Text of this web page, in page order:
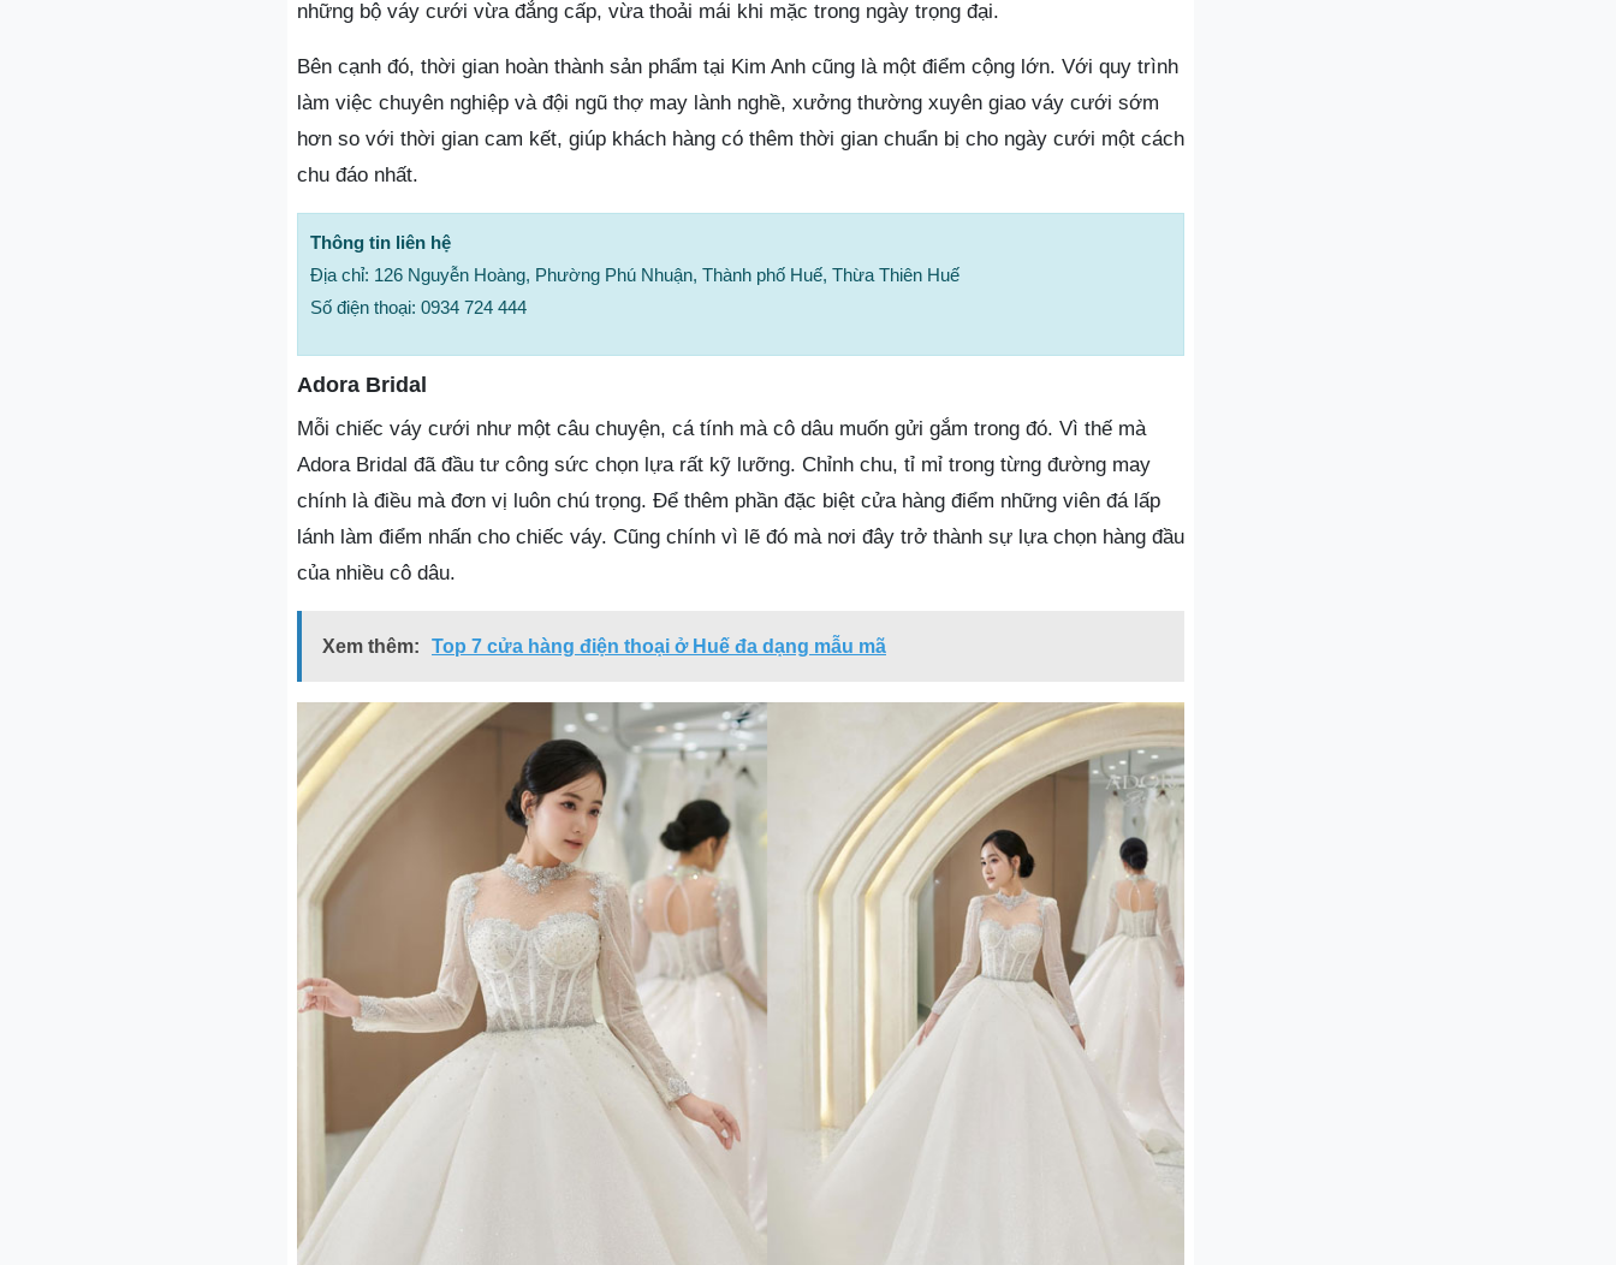
những bộ váy cưới vừa đẳng cấp, vừa thoải mái khi mặc trong ngày trọng đại.
Bên cạnh đó, thời gian hoàn thành sản phẩm tại Kim Anh cũng là một điểm cộng lớn. Với quy trình
làm việc chuyên nghiệp và đội ngũ thợ may lành nghề, xưởng thường xuyên giao váy cưới sớm
hơn so với thời gian cam kết, giúp khách hàng có thêm thời gian chuẩn bị cho ngày cưới một cách
chu đáo nhất.
Thông tin liên hệ
Địa chỉ: 126 Nguyễn Hoàng, Phường Phú Nhuận, Thành phố Huế, Thừa Thiên Huế
Số điện thoại: 0934 724 444
Adora Bridal
Mỗi chiếc váy cưới như một câu chuyện, cá tính mà cô dâu muốn gửi gắm trong đó. Vì thế mà
Adora Bridal đã đầu tư công sức chọn lựa rất kỹ lưỡng. Chỉnh chu, tỉ mỉ trong từng đường may
chính là điều mà đơn vị luôn chú trọng. Để thêm phần đặc biệt cửa hàng điểm những viên đá lấp
lánh làm điểm nhấn cho chiếc váy. Cũng chính vì lẽ đó mà nơi đây trở thành sự lựa chọn hàng đầu
của nhiều cô dâu.
Xem thêm: Top 7 cửa hàng điện thoại ở Huế đa dạng mẫu mã